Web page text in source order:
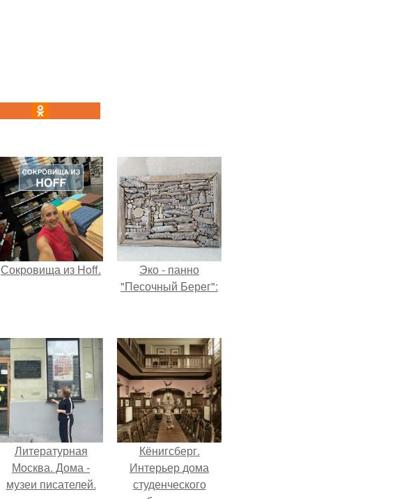
Сокровища из Hoff.
Эко - панно
"Песочный Берег":
Литературная
Москва. Дома -
музеи писателей.
Кёнигсберг.
Интерьер дома
студенческого